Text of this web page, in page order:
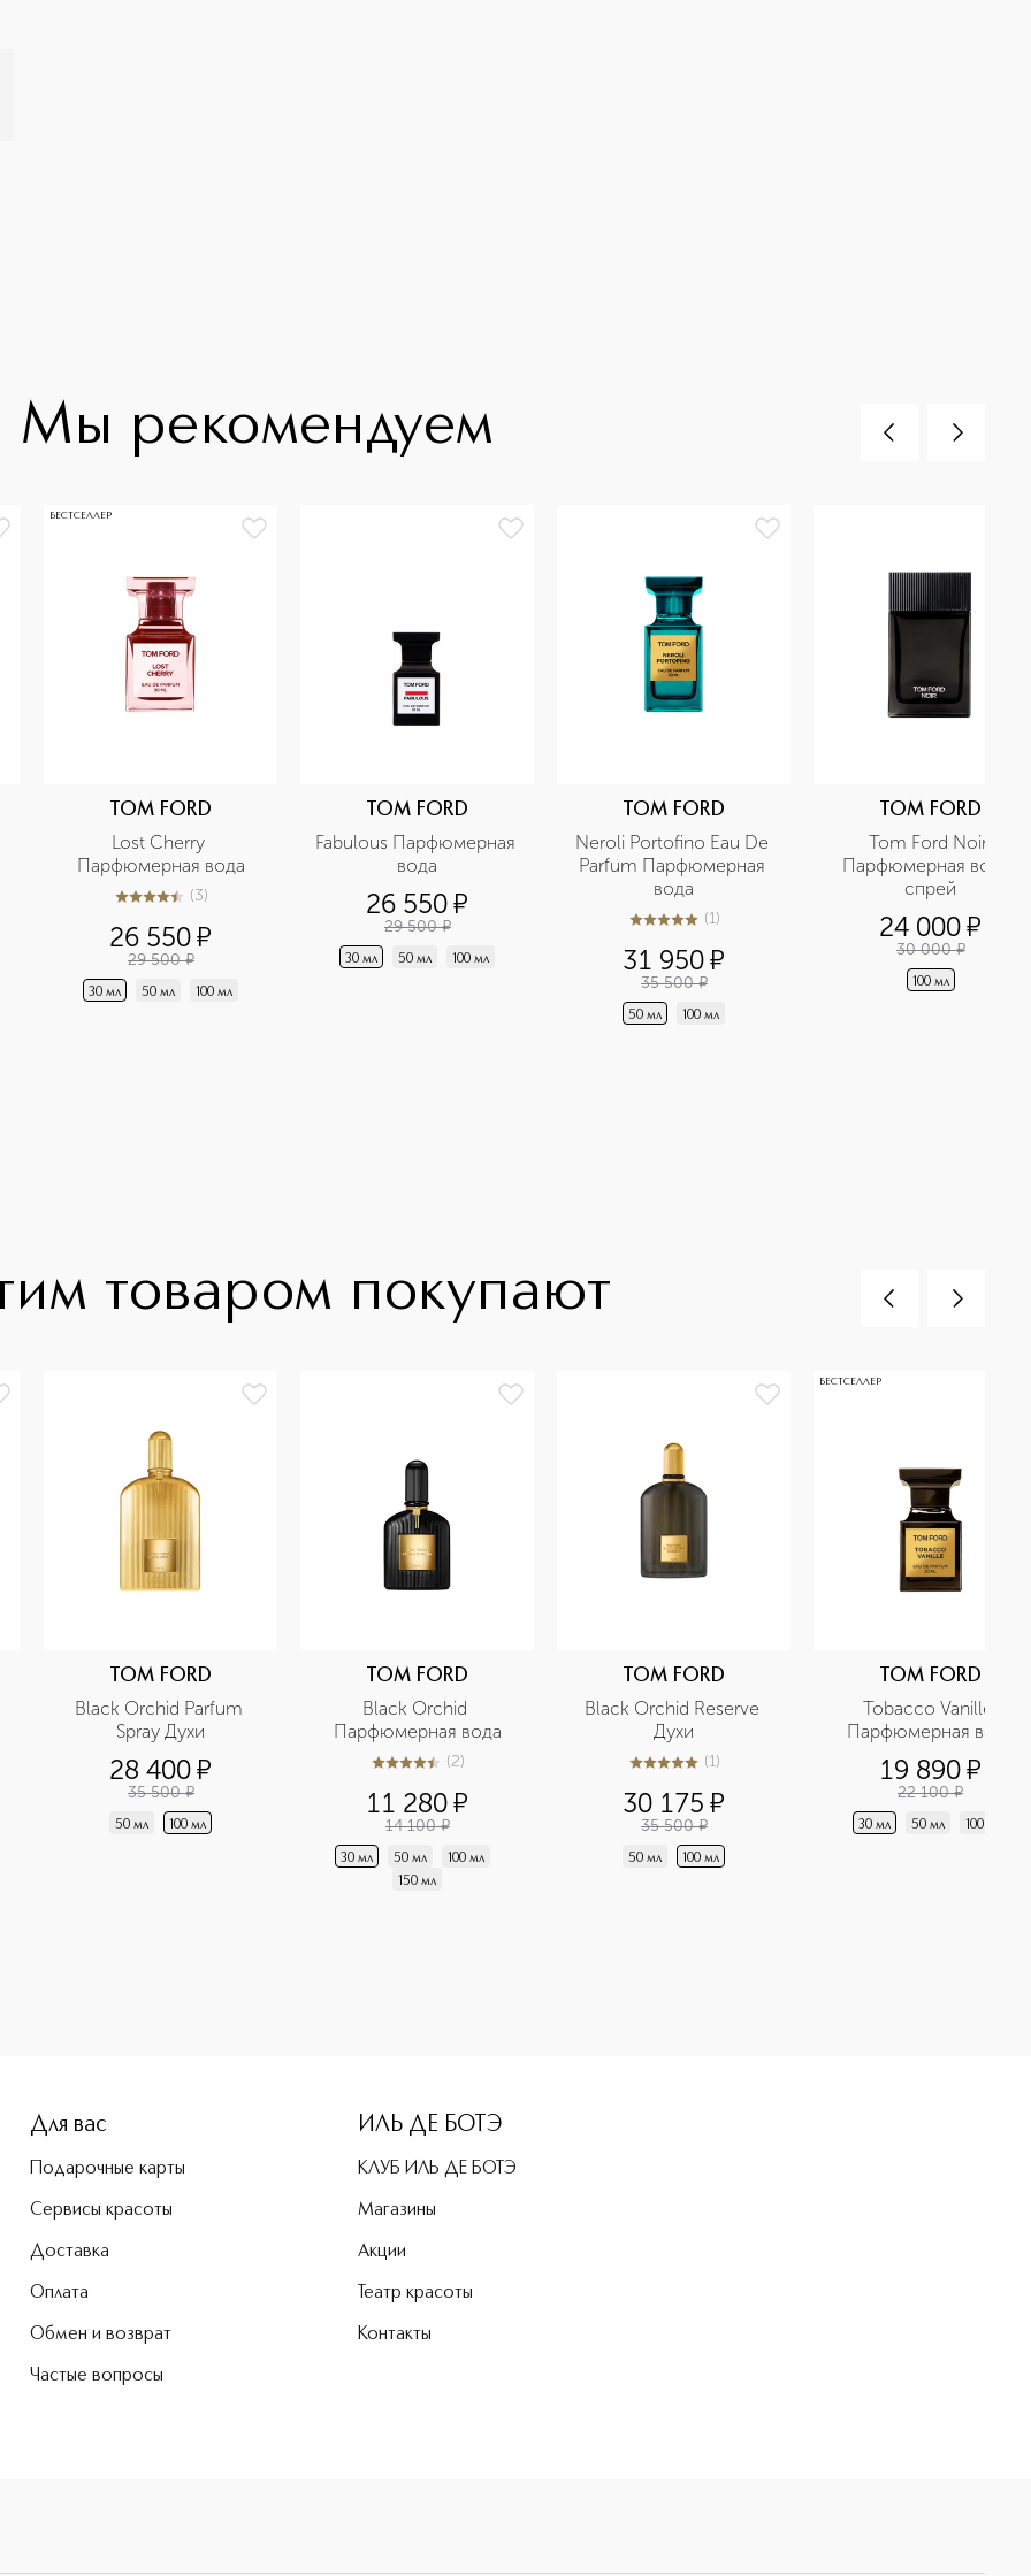
Мы рекомендуем
БЕСТСЕЛЛЕР
TOM FORD
Lost Cherry
Парфюмерная вода
4.4из53 (3)
26 550¤
29 500 ¤
30 мл 50 мл 100 мл
TOM FORD
Fabulous Парфюмерная
вода
26 550¤
29 500 ¤
30 мл 50 мл 100 мл
TOM FORD
Neroli Portofino Eau De
Parfum Парфюмерная
вода
5из 51 (1)
31 950¤
35 500 ¤
50 мл 100 мл
TOM FORD
Tom Ford Noir
Парфюмерная вода-
спрей
24 000¤
30 000 ¤
100 мл
товаром покупают
TOM FORD
Black Orchid Parfum
Spray Духи
28 400¤
35 500 ¤
50 мл 100 мл
TOM FORD
Black Orchid
Парфюмерная вода
4.5из52 (2)
11 280¤
14 100 ¤
30 мл 50 мл
100 мл
150 мл
TOM FORD
Black Orchid Reserve
Духи
5из 51 (1)
30 175 ¤
35 500 ¤
50 мл 100 мл
БЕСТСЕЛЛЕР
TOM FORD
Tobacco Vanille
Парфюмерная вода
19 890¤
22 100 ¤
30 мл 50 мл 100 мл
Для вас
Подарочные карты
Сервисы красоты
Доставка
Оплата
Обмен и возврат
Частые вопросы
ИЛЬ ДЕ БОТЭ
КЛУБ ИЛЬ ДЕ БОТЭ
Магазины
Акции
Театр красоты
Контакты